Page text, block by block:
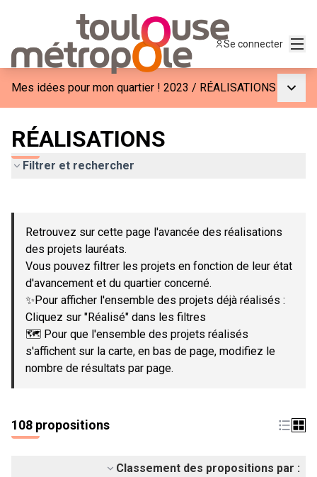
Se connecter
Mes idées pour mon quartier ! 2023 / RÉALISATIONS
RÉALISATIONS
Filtrer et rechercher
−
Retrouvez sur cette page l'avancée des réalisations
des projets lauréats.
Vous pouvez filtrer les projets en fonction de leur état
d'avancement et du quartier concerné.
✨Pour afficher l'ensemble des projets déjà réalisés :
Cliquez sur "Réalisé" dans les filtres
🗺️ Pour que l'ensemble des projets réalisés
s'affichent sur la carte, en bas de page, modifiez le
nombre de résultats par page.
108 propositions
Classement des propositions par :